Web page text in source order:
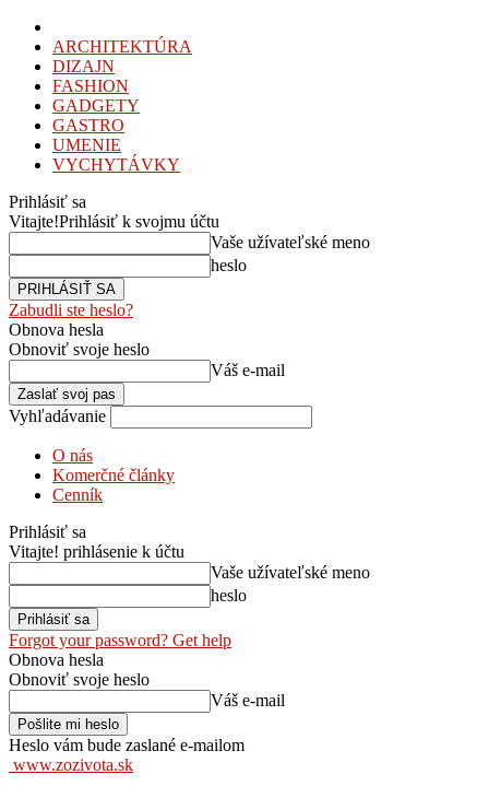
ARCHITEKTÚRA
DIZAJN
FASHION
GADGETY
GASTRO
UMENIE
VYCHYTÁVKY
Prihlásiť sa
Vitajte!Prihlásiť k svojmu účtu
Vaše užívateľské meno
heslo
Zabudli ste heslo?
Obnova hesla
Obnoviť svoje heslo
Váš e-mail
Vyhľadávanie
O nás
Komerčné články
Cenník
Prihlásiť sa
Vitajte! prihlásenie k účtu
Vaše užívateľské meno
heslo
Forgot your password? Get help
Obnova hesla
Obnoviť svoje heslo
Váš e-mail
Heslo vám bude zaslané e-mailom
www.zozivota.sk